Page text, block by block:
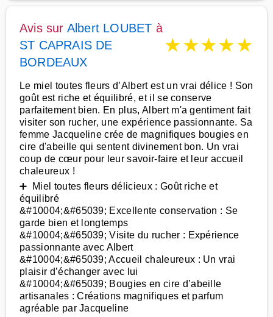
Avis sur Albert LOUBET à
ST CAPRAIS DE
BORDEAUX
★★★★★
Le miel toutes fleurs d’Albert est un vrai délice ! Son
goût est riche et équilibré, et il se conserve
parfaitement bien. En plus, Albert m'a gentiment fait
visiter son rucher, une expérience passionnante. Sa
femme Jacqueline crée de magnifiques bougies en
cire d'abeille qui sentent divinement bon. Un vrai
coup de cœur pour leur savoir-faire et leur accueil
chaleureux !
➕ Miel toutes fleurs délicieux : Goût riche et
équilibré
&#10004;&#65039; Excellente conservation : Se
garde bien et longtemps
&#10004;&#65039; Visite du rucher : Expérience
passionnante avec Albert
&#10004;&#65039; Accueil chaleureux : Un vrai
plaisir d’échanger avec lui
&#10004;&#65039; Bougies en cire d’abeille
artisanales : Créations magnifiques et parfum
agréable par Jacqueline